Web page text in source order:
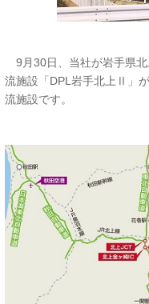
9月30日、当社が岩手県北
流施設「DPL岩手北上Ⅱ」
流施設です。